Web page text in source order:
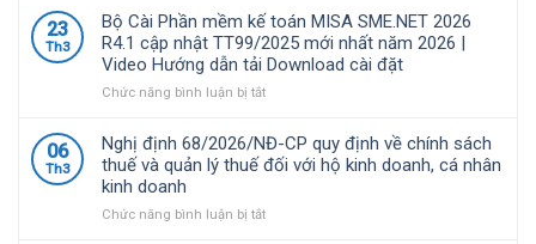
thuế
GTGT
mới
nhất
2026
các
quy
định
quan
mềm
MISA
là
giải
pháp
tài
chính
kế
23
Th3
Bộ Cài Phần mềm kế toán MISA SME.NET 2026
R4.1 cập nhật TT99/2025 mới nhất năm 2026 |
Video Hướng dẫn tải Download cài đặt
Chức năng bình luận bị tắtở
Phần
mềm
toán
06
Th3
Nghị định 68/2026/NĐ-CP quy định về chính sách
thuế và quản lý thuế đối với hộ kinh doanh, cá nhân
kinh doanh
Chức năng bình luận bị tắtở